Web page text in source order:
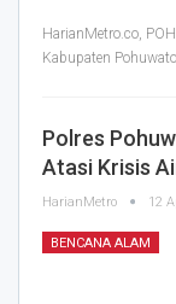
HarianMetro.co,
Kabupaten
Polres
Atasi Krisis
HarianMetro 12
BENCANA ALAM